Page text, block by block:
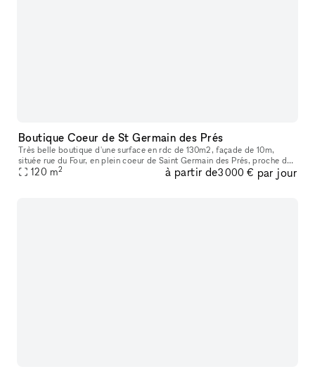
Boutique Coeur de St Germain des Prés
Très belle boutique d'une surface en rdc de 130m2, façade de 10m,
située rue du Four, en plein coeur de Saint Germain des Prés, proche du
Carrefour de la Croix Rouge, et de la rue de Sèvres. Emplacem
120 m2 à partir de3 000 € par jour